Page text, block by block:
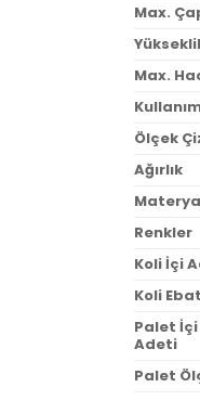
Max.
Max.
Ölçek
Ağırlık
Renkler
Koli İçi
Koli
Palet
Adeti
Palet